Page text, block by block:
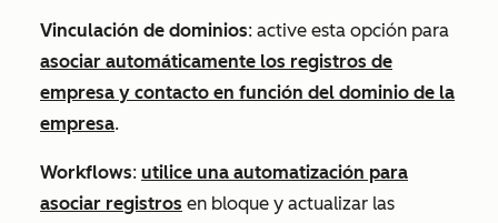
Vinculación de dominios: active esta opción para
asociar automáticamente los registros de
empresa y contacto en función del dominio de la
empresa.
Workflows: utilice una automatización para
asociar registros en bloque y actualizar las